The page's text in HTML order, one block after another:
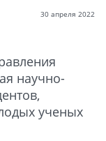
30 апреля 2022
научно-
ученых